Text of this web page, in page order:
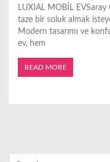
LUXIAL MOBİL EVSaray
taze bir soluk almak
Modern tasarımı ve
ev, hem
READ MORE